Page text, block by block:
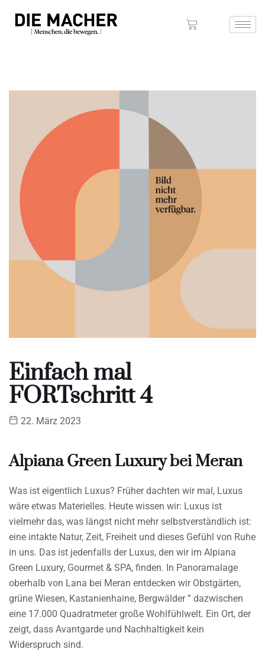
Einfach mal
FORTschritt 4
22. März 2023
Alpiana Green Luxury bei Meran
Was ist eigentlich Luxus? Früher dachten wir mal, Luxus
wäre etwas Materielles. Heute wissen wir: Luxus ist
vielmehr das, was längst nicht mehr selbstverständlich ist:
eine intakte Natur, Zeit, Freiheit und dieses Gefühl von Ruhe
in uns. Das ist jedenfalls der Luxus, den wir im Alpiana
Green Luxury, Gourmet & SPA, finden. In Panoramalage
oberhalb von Lana bei Meran entdecken wir Obstgärten,
grüne Wiesen, Kastanienhaine, Bergwälder ” dazwischen
eine 17.000 Quadratmeter große Wohlfühlwelt. Ein Ort, der
zeigt, dass Avantgarde und Nachhaltigkeit kein
Widerspruch sind.